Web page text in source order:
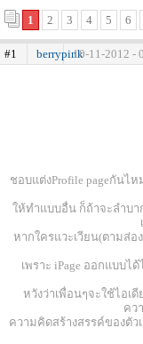
1 2 3 4 5 6
#1 berrypink10-11-2012 -
ชอบแต่งProfile pageกันไ
ให้ทำแบบอื่น ก็ถ้าจะลำบา
หากใครแวะเวียน(ตามส่อ
เพราะ iPage ออกแบบ
หวังว่าเพื่อนๆจะใช้ไอเ
คว
ความคิดสร้างสรรค์ของตัว